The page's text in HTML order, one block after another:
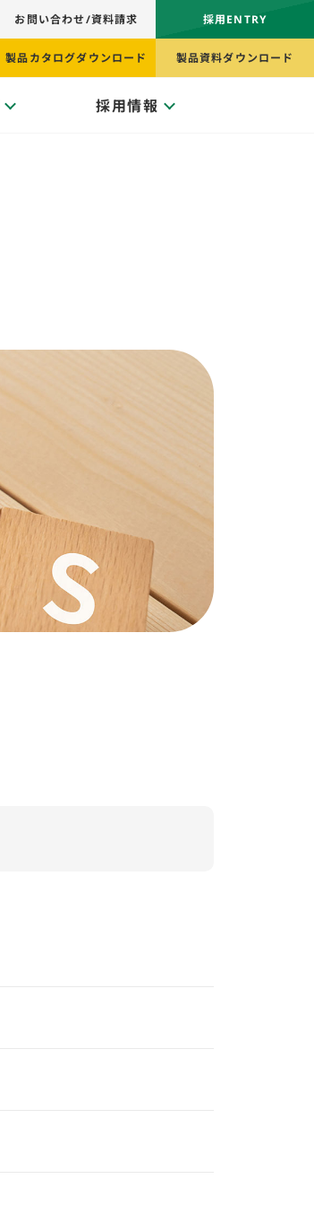
お問い合わせ/資料請求
製品カタログダウンロード
採用ENTRY
製品資料ダウンロード
採用情報